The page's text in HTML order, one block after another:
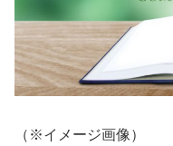
（※イメージ画像）